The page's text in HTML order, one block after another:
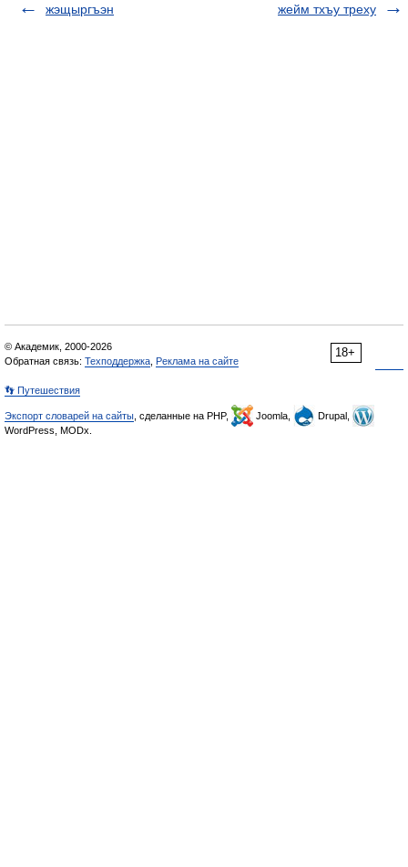
жэщыргъэн
жейм тхъу треху
18+
© Академик, 2000-2026
Обратная связь: Техподдержка Реклама на сайте
👣 Путешествия
Экспорт словарей на сайты , сделанные на PHP, Joomla,
Drupal,
WordPress, MODx.